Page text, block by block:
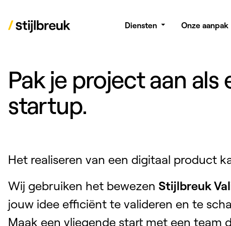
Diensten Onze aanpak
Pak je project aan als
startup.
Het realiseren van een digitaal product
Wij gebruiken het bewezen Stijlbreuk
jouw idee efficiënt te valideren en te
Maak een vliegende start met een team